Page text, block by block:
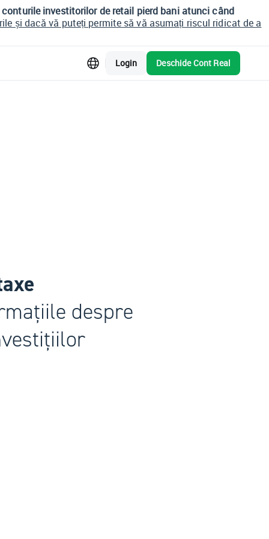
conturile investitorilor de retail pierd bani atunci când
și dacă vă puteți permite să vă asumați riscul ridicat de a
Login Deschide Cont Real
despre